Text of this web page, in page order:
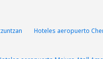
Hoteles aeropuerto